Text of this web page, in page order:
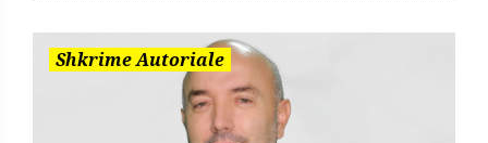
Shkrime Autoriale